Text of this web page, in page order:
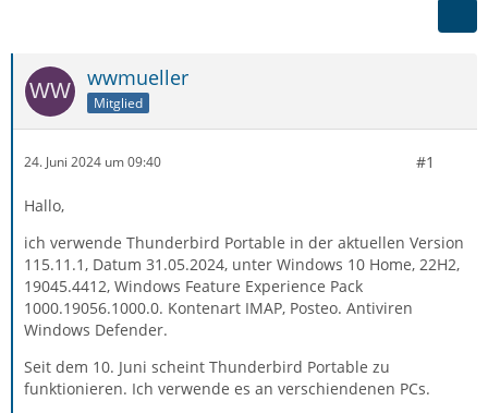
wwmueller
Mitglied
24. Juni 2024 um 09:40 #1
Hallo,
ich verwende Thunderbird Portable in der aktuellen Version
115.11.1, Datum 31.05.2024, unter Windows 10 Home, 22H2,
19045.4412, Windows Feature Experience Pack
1000.19056.1000.0. Kontenart IMAP, Posteo. Antiviren
Windows Defender.
Seit dem 10. Juni scheint Thunderbird Portable zu
funktionieren. Ich verwende es an verschiendenen PCs.